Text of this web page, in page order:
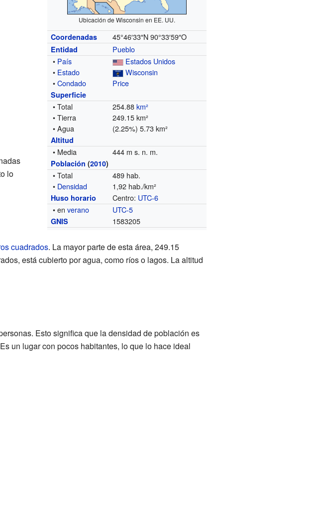
Ubicación de Wisconsin en EE. UU.
Coordenadas 45°46′33″N 90°33′59″O
Entidad
Pueblo
• País
Estados Unidos
• Estado
Wisconsin
•Condado Price
Superficie
• Total 254.88km²
• Tierra
249.15 km²
• Agua
(2.25%) 5.73 km²
Altitud
• Media 444 m s. n. m.
Población (2010)
• Total
489 hab.
• Densidad 1,92 hab./km²
Huso horario Centro: UTC-6
• enverano UTC-5
GNIS 1583205
lo
cuadrados. La mayor parte de esta área, 249.15
está cubierto por agua, como ríos o lagos. La altitud
Esto significa que la densidad de población es
un lugar con pocos habitantes, lo que lo hace ideal